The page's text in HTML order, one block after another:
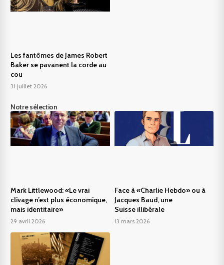
Les fantômes de James Robert
Baker se pavanent la corde au
cou
31 juillet 2026
Notre sélection
Mark Littlewood: «Le vrai
clivage n’est plus économique,
mais identitaire»
29 avril 2026
Face à «Charlie Hebdo» ou à
Jacques Baud, une
Suisse illibérale
13 mars 2026